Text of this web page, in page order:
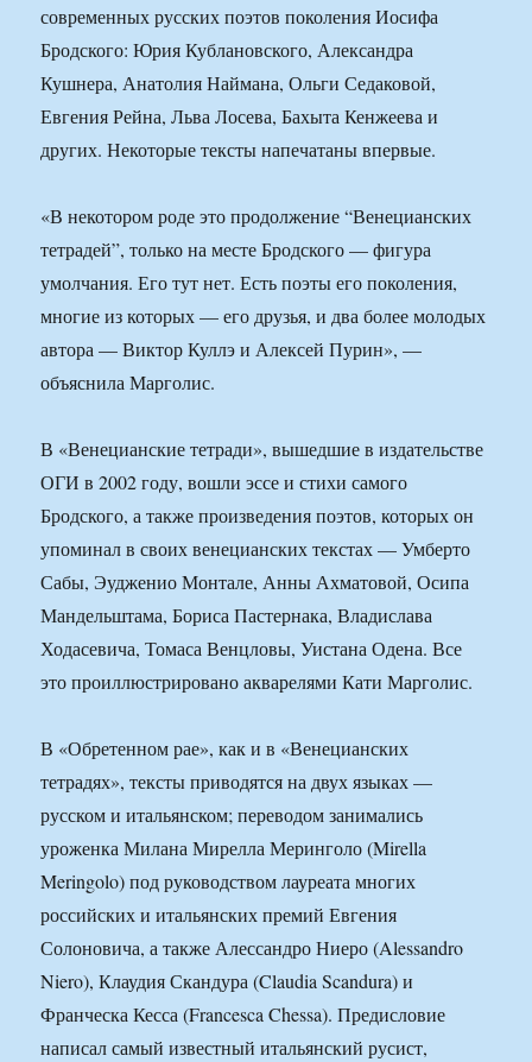
современных русских поэтов поколения Иосифа
Бродского: Юрия Кублановского, Александра
Кушнера, Анатолия Наймана, Ольги Седаковой,
Евгения Рейна, Льва Лосева, Бахыта Кенжеева и
других. Некоторые тексты напечатаны впервые.
«В некотором роде это продолжение “Венецианских
тетрадей”, только на месте Бродского — фигура
умолчания. Его тут нет. Есть поэты его поколения,
многие из которых — его друзья, и два более молодых
автора — Виктор Куллэ и Алексей Пурин», —
объяснила Марголис.
В «Венецианские тетради», вышедшие в издательстве
ОГИ в 2002 году, вошли эссе и стихи самого
Бродского, а также произведения поэтов, которых он
упоминал в своих венецианских текстах — Умберто
Сабы, Эудженио Монтале, Анны Ахматовой, Осипа
Мандельштама, Бориса Пастернака, Владислава
Ходасевича, Томаса Венцловы, Уистана Одена. Все
это проиллюстрировано акварелями Кати Марголис.
В «Обретенном рае», как и в «Венецианских
тетрадях», тексты приводятся на двух языках —
русском и итальянском; переводом занимались
уроженка Милана Мирелла Меринголо (Mirella
Meringolo) под руководством лауреата многих
российских и итальянских премий Евгения
Солоновича, а также Алессандро Ниеро (Alessandro
Niero), Клаудия Скандура (Claudia Scandura) и
Франческа Кесса (Francesca Chessa). Предисловие
написал самый известный итальянский русист,